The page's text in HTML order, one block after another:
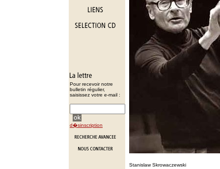
Pour recevoir notre
bulletin régulier,
saisissez votre e-mail :
d�sinscription
Stanislaw Skrowaczewski